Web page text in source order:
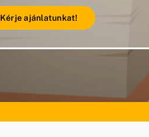
Kérje ajánlatunkat!